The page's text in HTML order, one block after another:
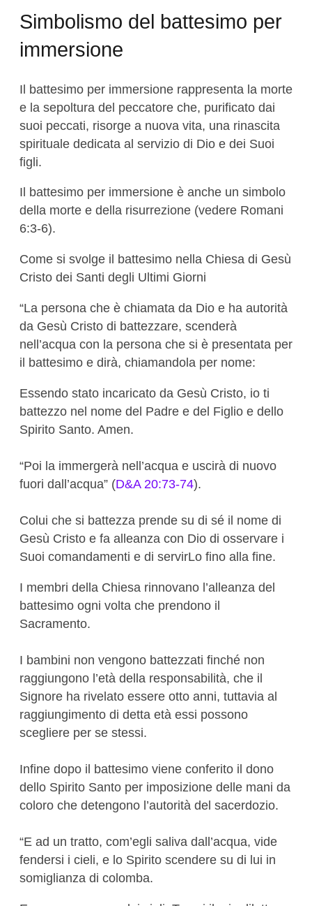
Simbolismo del battesimo per
immersione
Il battesimo per immersione rappresenta la morte
e la sepoltura del peccatore che, purificato dai
suoi peccati, risorge a nuova vita, una rinascita
spirituale dedicata al servizio di Dio e dei Suoi
figli.
Il battesimo per immersione è anche un simbolo
della morte e della risurrezione (vedere Romani
6:3-6).
Come si svolge il battesimo nella Chiesa di Gesù
Cristo dei Santi degli Ultimi Giorni
“La persona che è chiamata da Dio e ha autorità
da Gesù Cristo di battezzare, scenderà
nell’acqua con la persona che si è presentata per
il battesimo e dirà, chiamandola per nome:
Essendo stato incaricato da Gesù Cristo, io ti
battezzo nel nome del Padre e del Figlio e dello
Spirito Santo. Amen.
“Poi la immergerà nell’acqua e uscirà di nuovo
fuori dall’acqua” (D&A 20:73-74).
Colui che si battezza prende su di sé il nome di
Gesù Cristo e fa alleanza con Dio di osservare i
Suoi comandamenti e di servirLo fino alla fine.
I membri della Chiesa rinnovano l’alleanza del
battesimo ogni volta che prendono il
Sacramento.
I bambini non vengono battezzati finché non
raggiungono l’età della responsabilità, che il
Signore ha rivelato essere otto anni, tuttavia al
raggiungimento di detta età essi possono
scegliere per se stessi.
Infine dopo il battesimo viene conferito il dono
dello Spirito Santo per imposizione delle mani da
coloro che detengono l’autorità del sacerdozio.
“E ad un tratto, com’egli saliva dall’acqua, vide
fendersi i cieli, e lo Spirito scendere su di lui in
somiglianza di colomba.